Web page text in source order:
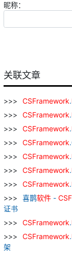
昵称：
关联文章
CSFramework.
CSFramework.
CSFramework.
CSFramework
CSFramework.
CSFramework.
CSFramework.
喜鹊软件 -
证书
CSFramework.
CSFramework.
架